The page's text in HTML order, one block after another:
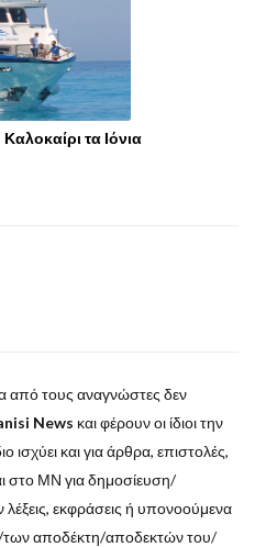
τα Ιόνια
από τους αναγνώστες δεν
News και φέρουν οι ίδιοι την
και για άρθρα, επιστολές,
στο ΜΝ για δημοσίευση/
εκφράσεις ή υπονοούμενα
αποδέκτη/αποδεκτών του/